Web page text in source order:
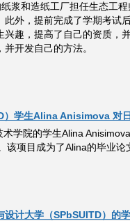
浆和造纸工厂担任生态工
外，提前完成了学期考试
兴趣，提高了自己的资质
开发自己的方法。
）学生Alina Anisimova 对
学院的学生Alina
项目成为了Alina的毕业论
设计大学（SPbSUITD）的